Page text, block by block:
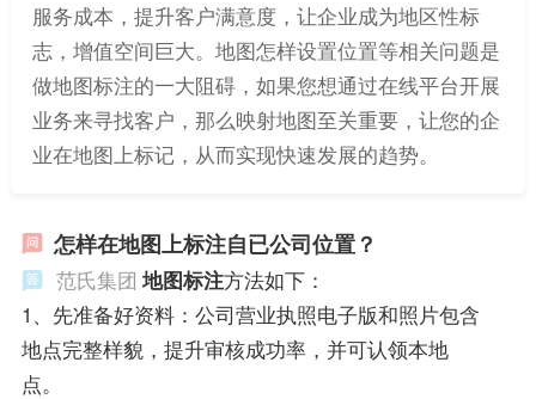
服务成本，提升客户满意度，让企业成为地区性标
志，增值空间巨大。地图怎样设置位置等相关问题是
做地图标注的一大阻碍，如果您想通过在线平台开展
业务来寻找客户，那么映射地图至关重要，让您的企
业在地图上标记，从而实现快速发展的趋势。
怎样在地图上标注自已公司位置？
范氏集团 地图标注方法如下：
1、先准备好资料：公司营业执照电子版和照片包含
地点完整样貌，提升审核成功率，并可认领本地
点。